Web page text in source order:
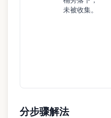
未被收集。
分步骤解法